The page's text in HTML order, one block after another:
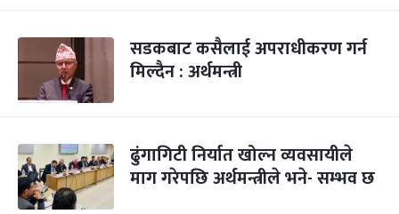
सडकबाट कसैलाई अपराधीकरण गर्न
मिल्दैन : अर्थमन्त्री
ढुंगागिटी निर्यात खोल्न व्यवसायीले
माग गरेपछि अर्थमन्त्रीले भने- सम्भव छ